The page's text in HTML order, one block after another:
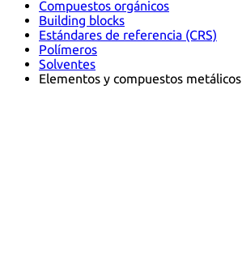
Compuestos orgánicos
Building blocks
Estándares de referencia (CRS)
Polímeros
Solventes
Elementos y compuestos metálicos